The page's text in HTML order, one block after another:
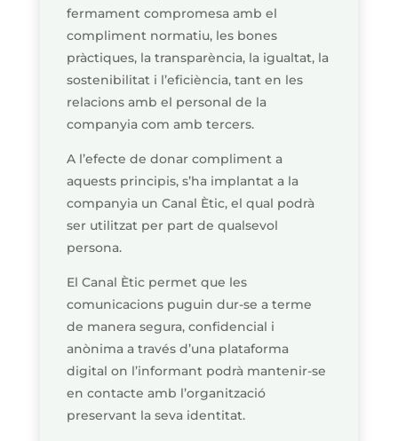
fermament compromesa amb el
compliment normatiu, les bones
pràctiques, la transparència, la igualtat, la
sostenibilitat i l’eficiència, tant en les
relacions amb el personal de la
companyia com amb tercers.
A l’efecte de donar compliment a
aquests principis, s’ha implantat a la
companyia un Canal Ètic, el qual podrà
ser utilitzat per part de qualsevol
persona.
El Canal Ètic permet que les
comunicacions puguin dur-se a terme
de manera segura, confidencial i
anònima a través d’una plataforma
digital on l’informant podrà mantenir-se
en contacte amb l’organització
preservant la seva identitat.